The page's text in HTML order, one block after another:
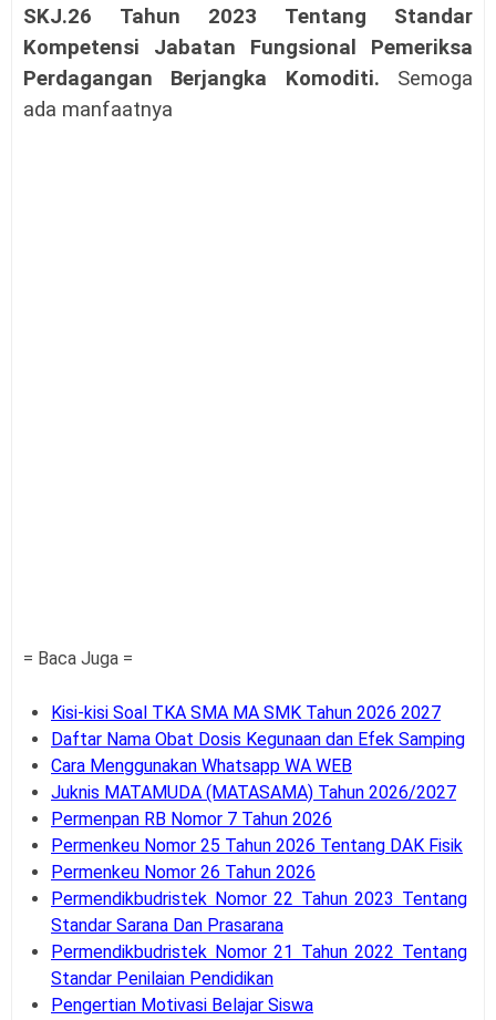
SKJ.26 Tahun 2023 Tentang Standar
Kompetensi Jabatan Fungsional Pemeriksa
Perdagangan Berjangka Komoditi. Semoga
ada manfaatnya
= Baca Juga =
Kisi-kisi Soal TKA SMA MA SMK Tahun 2026 2027
Daftar Nama Obat Dosis Kegunaan dan Efek Samping
Cara Menggunakan Whatsapp WA WEB
Juknis MATAMUDA (MATASAMA) Tahun 2026/2027
Permenpan RB Nomor 7 Tahun 2026
Permenkeu Nomor 25 Tahun 2026 Tentang DAK Fisik
Permenkeu Nomor 26 Tahun 2026
Permendikbudristek Nomor 22 Tahun 2023 Tentang
Standar Sarana Dan Prasarana
Permendikbudristek Nomor 21 Tahun 2022 Tentang
Standar Penilaian Pendidikan
Pengertian Motivasi Belajar Siswa